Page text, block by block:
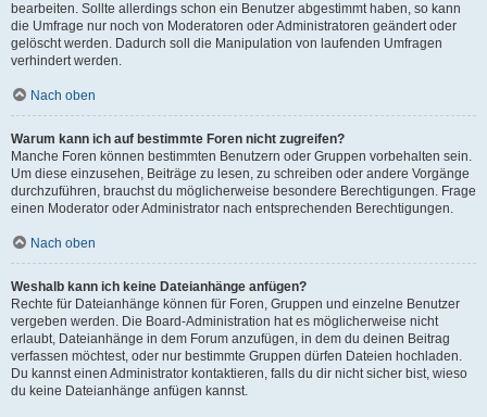
bearbeiten. Sollte allerdings schon ein Benutzer abgestimmt haben, so kann
die Umfrage nur noch von Moderatoren oder Administratoren geändert oder
gelöscht werden. Dadurch soll die Manipulation von laufenden Umfragen
verhindert werden.
Nach oben
Warum kann ich auf bestimmte Foren nicht zugreifen?
Manche Foren können bestimmten Benutzern oder Gruppen vorbehalten sein.
Um diese einzusehen, Beiträge zu lesen, zu schreiben oder andere Vorgänge
durchzuführen, brauchst du möglicherweise besondere Berechtigungen. Frage
einen Moderator oder Administrator nach entsprechenden Berechtigungen.
Nach oben
Weshalb kann ich keine Dateianhänge anfügen?
Rechte für Dateianhänge können für Foren, Gruppen und einzelne Benutzer
vergeben werden. Die Board-Administration hat es möglicherweise nicht
erlaubt, Dateianhänge in dem Forum anzufügen, in dem du deinen Beitrag
verfassen möchtest, oder nur bestimmte Gruppen dürfen Dateien hochladen.
Du kannst einen Administrator kontaktieren, falls du dir nicht sicher bist, wieso
du keine Dateianhänge anfügen kannst.